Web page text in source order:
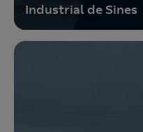
Industrial de Sines